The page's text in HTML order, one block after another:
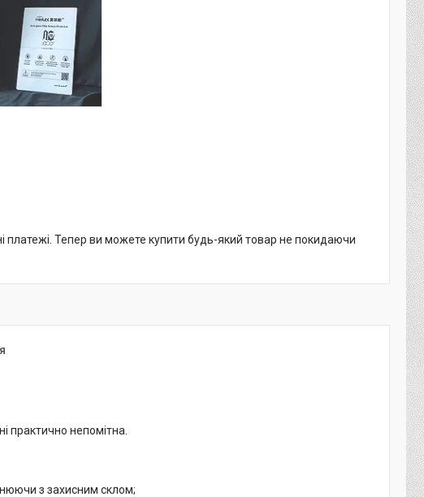
платежі. Тепер ви можете купити будь-який товар не покидаючи
практично непомітна.
з захисним склом;